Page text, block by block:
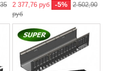
2 377,76 руб -5%
2 502,90
руб